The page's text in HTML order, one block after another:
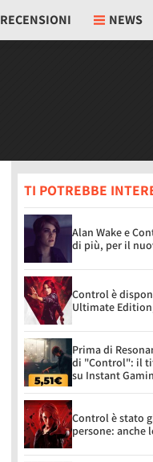
RECENSIONI NEWS
TI POTREBBE
Alan Wake e
di più, per il
Control è
Ultimate
Prima di
di "Control": il
su Instant
Control è stato
persone: anche